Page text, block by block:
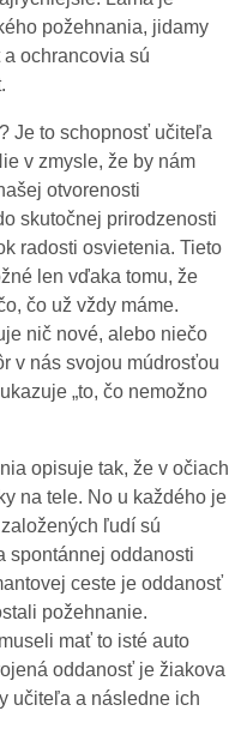
požehnania, jidamy
ochrancovia sú
Je to schopnosť učiteľa
v zmysle, že by nám
otvorenosti
skutočnej prirodzenosti
radosti osvietenia. Tieto
len vďaka tomu, že
čo už vždy máme.
nič nové, alebo niečo
v nás svojou múdrosťou
„to, čo nemožno
opisuje tak, že v očiach
na tele. No u každého je
ľudí sú
spontánnej oddanosti
ceste je oddanosť
požehnanie.
mať to isté auto
oddanosť je žiakova
učiteľa a následne ich